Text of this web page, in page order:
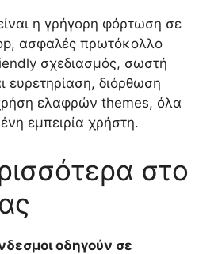
η γρήγορη φόρτωση σε
ασφαλές πρωτόκολλο
σχεδιασμός, σωστή
ευρετηρίαση, διόρθωση
ελαφρών themes, όλα
εμπειρία χρήστη.
στο
οδηγούν σε